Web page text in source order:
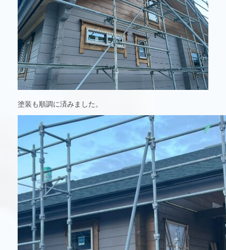
塗装も順調に済みました。